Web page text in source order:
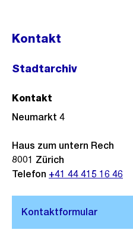
Kontakt
Stadtarchiv
Kontakt
Neumarkt 4
Haus zum untern Rech
8001 Zürich
Telefon +41 44 415 16 46